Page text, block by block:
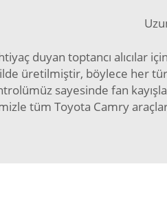
duyan toptancı
üretilmiştir, böylece her
sayesinde fan
tüm Toyota Camry